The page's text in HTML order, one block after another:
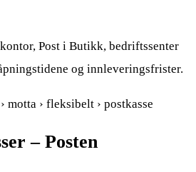
Post i Butikk, bedriftssenter
og innleveringsfrister.
motta › fleksibelt › postkasse
– Posten